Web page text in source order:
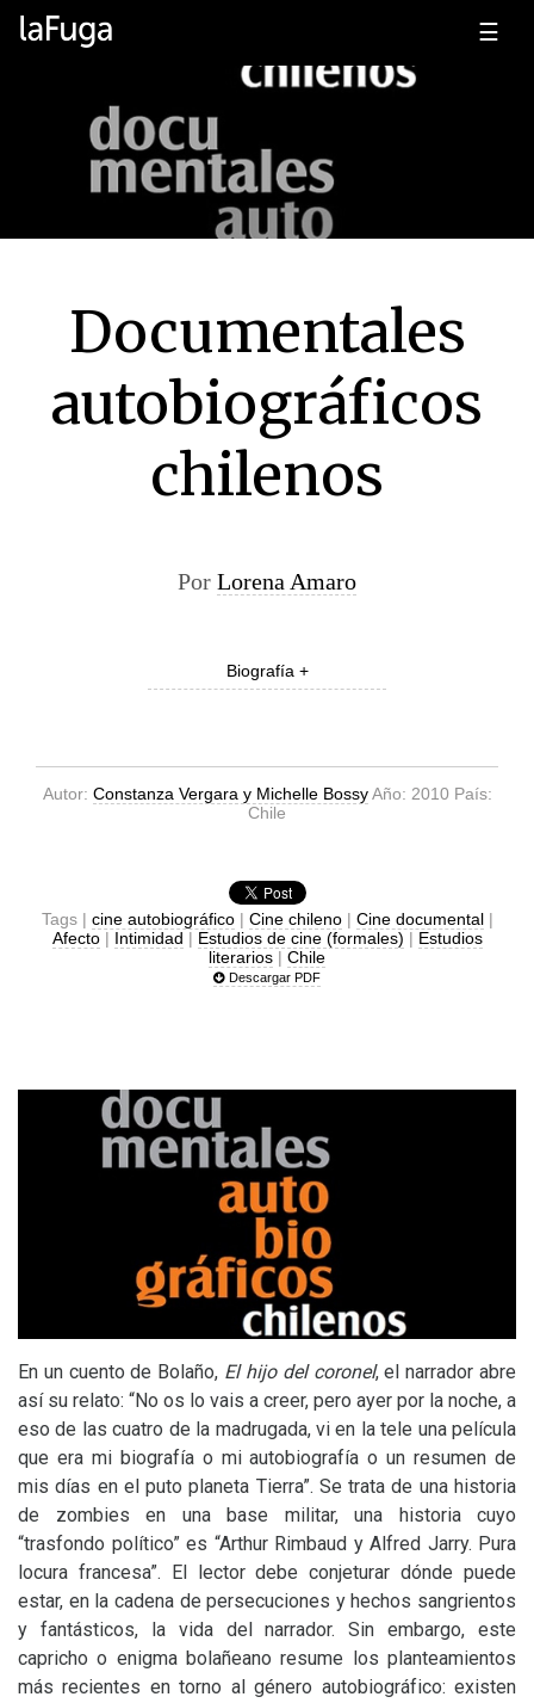
☰
Documentales
autobiográficos
chilenos
Por Lorena Amaro
Biografía +
Autor: Constanza Vergara y Michelle BossyAño: 2010 País:
Chile
Tags | cine autobiográfico| Cine chileno| Cine documental|
Afecto| Intimidad | Estudios de cine (formales) | Estudios
literarios | Chile
Descargar PDF
En un cuento de Bolaño, El hijo del coronel, el narrador abre
así su relato: “No os lo vais a creer, pero ayer por la noche, a
eso de las cuatro de la madrugada, vi en la tele una película
que era mi biografía o mi autobiografía o un resumen de
mis días en el puto planeta Tierra”. Se trata de una historia
de zombies en una base militar, una historia cuyo
“trasfondo político” es “Arthur Rimbaud y Alfred Jarry. Pura
locura francesa”. El lector debe conjeturar dónde puede
estar, en la cadena de persecuciones y hechos sangrientos
y fantásticos, la vida del narrador. Sin embargo, este
capricho o enigma bolañeano resume los planteamientos
más recientes en torno al género autobiográfico: existen